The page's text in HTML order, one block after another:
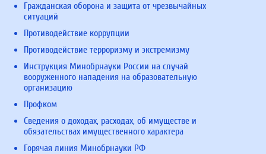
Гражданская оборона и защита от чрезвычайных
ситуаций
Противодействие коррупции
Противодействие терроризму и экстремизму
Инструкция Минобрнауки России на случай
вооруженного нападения на образовательную
организацию
Профком
Сведения о доходах, расходах, об имуществе и
обязательствах имущественного характера
Горячая линия Минобрнауки РФ